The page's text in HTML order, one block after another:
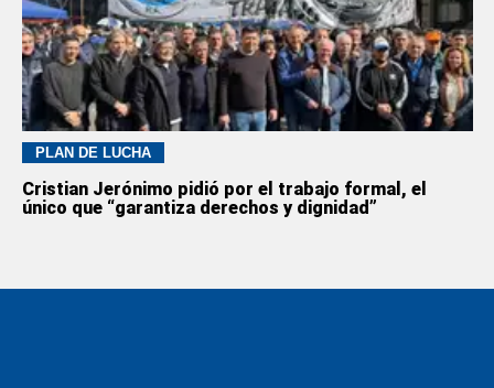
PLAN DE LUCHA
Cristian Jerónimo pidió por el trabajo formal, el
único que “garantiza derechos y dignidad”